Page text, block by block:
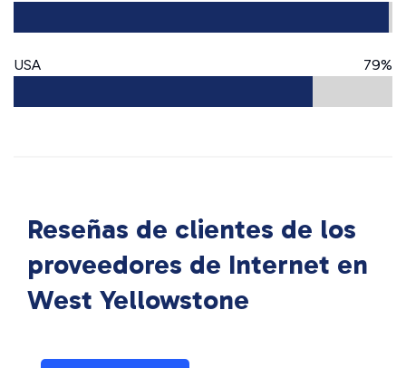
USA 79%
Reseñas de clientes de los
proveedores de Internet en
West Yellowstone